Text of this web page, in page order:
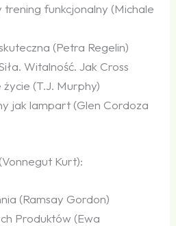
trening funkcjonalny (Michale
(Petra Regelin)
Witalność. Jak Cross
życie (T.J. Murphy)
jak lampart (Glen Cordoza
Kurt):
(Ramsay Gordon)
Produktów (Ewa